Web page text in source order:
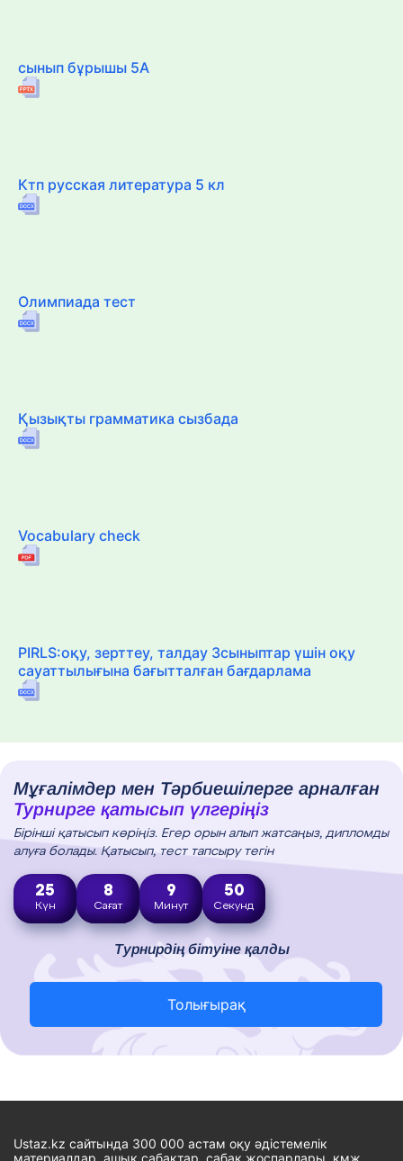
сынып бұрышы 5А
Ктп русская литература 5 кл
Олимпиада тест
Қызықты грамматика сызбада
Vocabulary check
PIRLS:оқу, зерттеу, талдау 3сыныптар үшін оқу
сауаттылығына бағытталған бағдарлама
Мұғалімдер мен Тәрбиешілерге арналған
Турнирге қатысып үлгеріңіз
Бірінші қатысып көріңіз. Егер орын алып жатсаңыз, дипломды
алуға болады. Қатысып, тест тапсыру тегін
25
Күн
8
Сағат
9
Минут
49
Секунд
Турнирдің бітуіне қалды
Толығырақ
Ustaz.kz сайтында 300 000 астам оқу әдістемелік
материалдар, ашық сабақтар, сабақ жоспарлары, қмж,